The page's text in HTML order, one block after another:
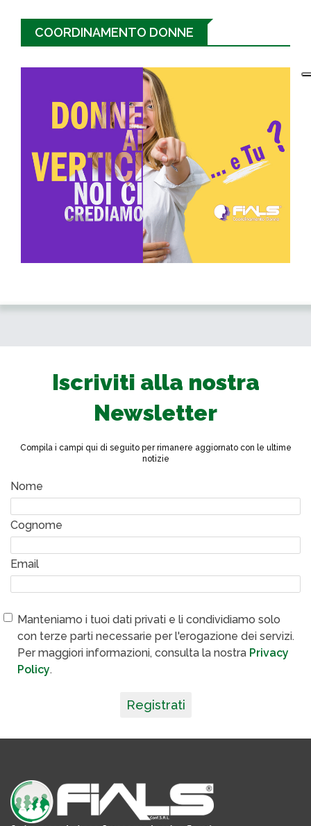
COORDINAMENTO DONNE
Iscriviti alla nostra
Newsletter
Compila i campi qui di seguito per rimanere aggiornato con le ultime
notizie
Nome
Cognome
Email
Manteniamo i tuoi dati privati e li condividiamo solo
con terze parti necessarie per l'erogazione dei servizi.
Per maggiori informazioni, consulta la nostra Privacy
Policy.
Registrati